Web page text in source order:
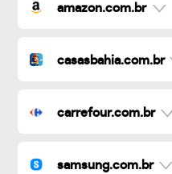
amazon.com.br
casasbahia.com.br
carrefour.com.br
samsung.com.br